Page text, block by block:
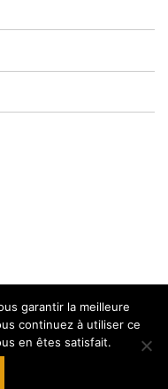
|
garantir la meilleure
continuez à utiliser ce
en êtes satisfait.